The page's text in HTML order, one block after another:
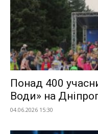
Понад 400
Води» на
04.06.2026 15:30